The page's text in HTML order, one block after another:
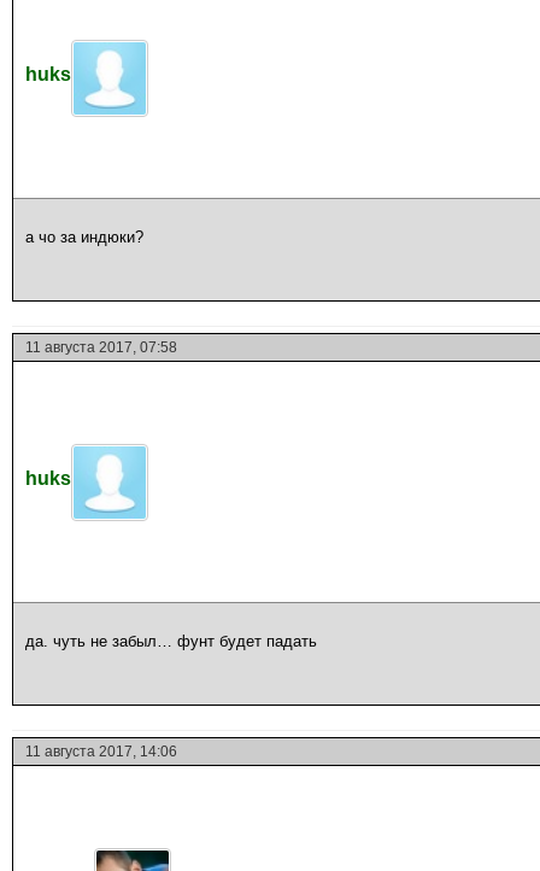
huks
а чо за индюки?
11 августа 2017, 07:58
huks
да. чуть не забыл… фунт будет падать
11 августа 2017, 14:06